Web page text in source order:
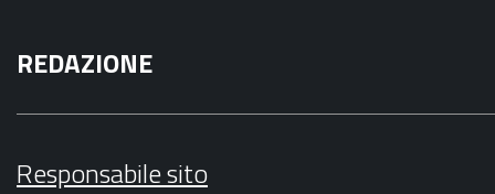
REDAZIONE
Responsabile sito